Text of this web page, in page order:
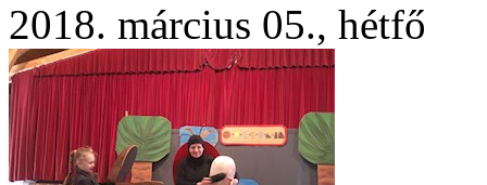
2018. március 05., hétfő